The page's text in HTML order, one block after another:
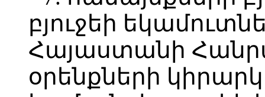
բյուջեի
Հայաստանի
օրենքների